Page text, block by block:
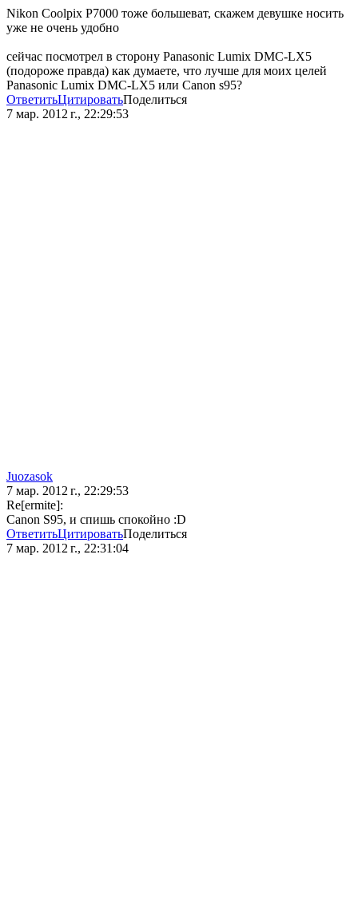
Nikon Coolpix P7000 тоже большеват, скажем девушке носить
уже не очень удобно
сейчас посмотрел в сторону Panasonic Lumix DMC-LX5
(подороже правда) как думаете, что лучше для моих целей
Panasonic Lumix DMC-LX5 или Canon s95?
ОтветитьЦитироватьПоделиться
7 мар. 2012 г., 22:29:53
Juozasok
7 мар. 2012 г., 22:29:53
Re[ermite]:
Canon S95, и спишь спокойно :D
ОтветитьЦитироватьПоделиться
7 мар. 2012 г., 22:31:04